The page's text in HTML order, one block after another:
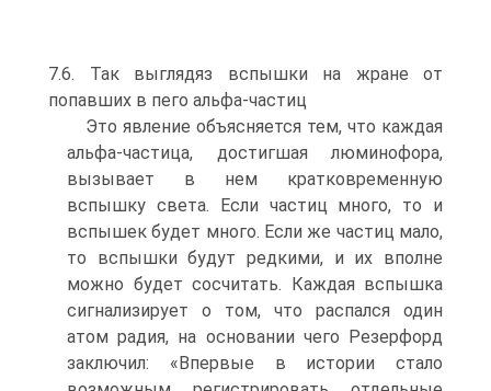
7.6. Так выглядяз вспышки на жране от
попавших в пего альфа-частиц
Это явление объясняется тем, что каждая
альфа-частица, достигшая люминофора,
вызывает в нем кратковременную
вспышку света. Если частиц много, то и
вспышек будет много. Если же частиц мало,
то вспышки будут редкими, и их вполне
можно будет сосчитать. Каждая вспышка
сигнализирует о том, что распался один
атом радия, на основании чего Резерфорд
заключил: «Впервые в истории стало